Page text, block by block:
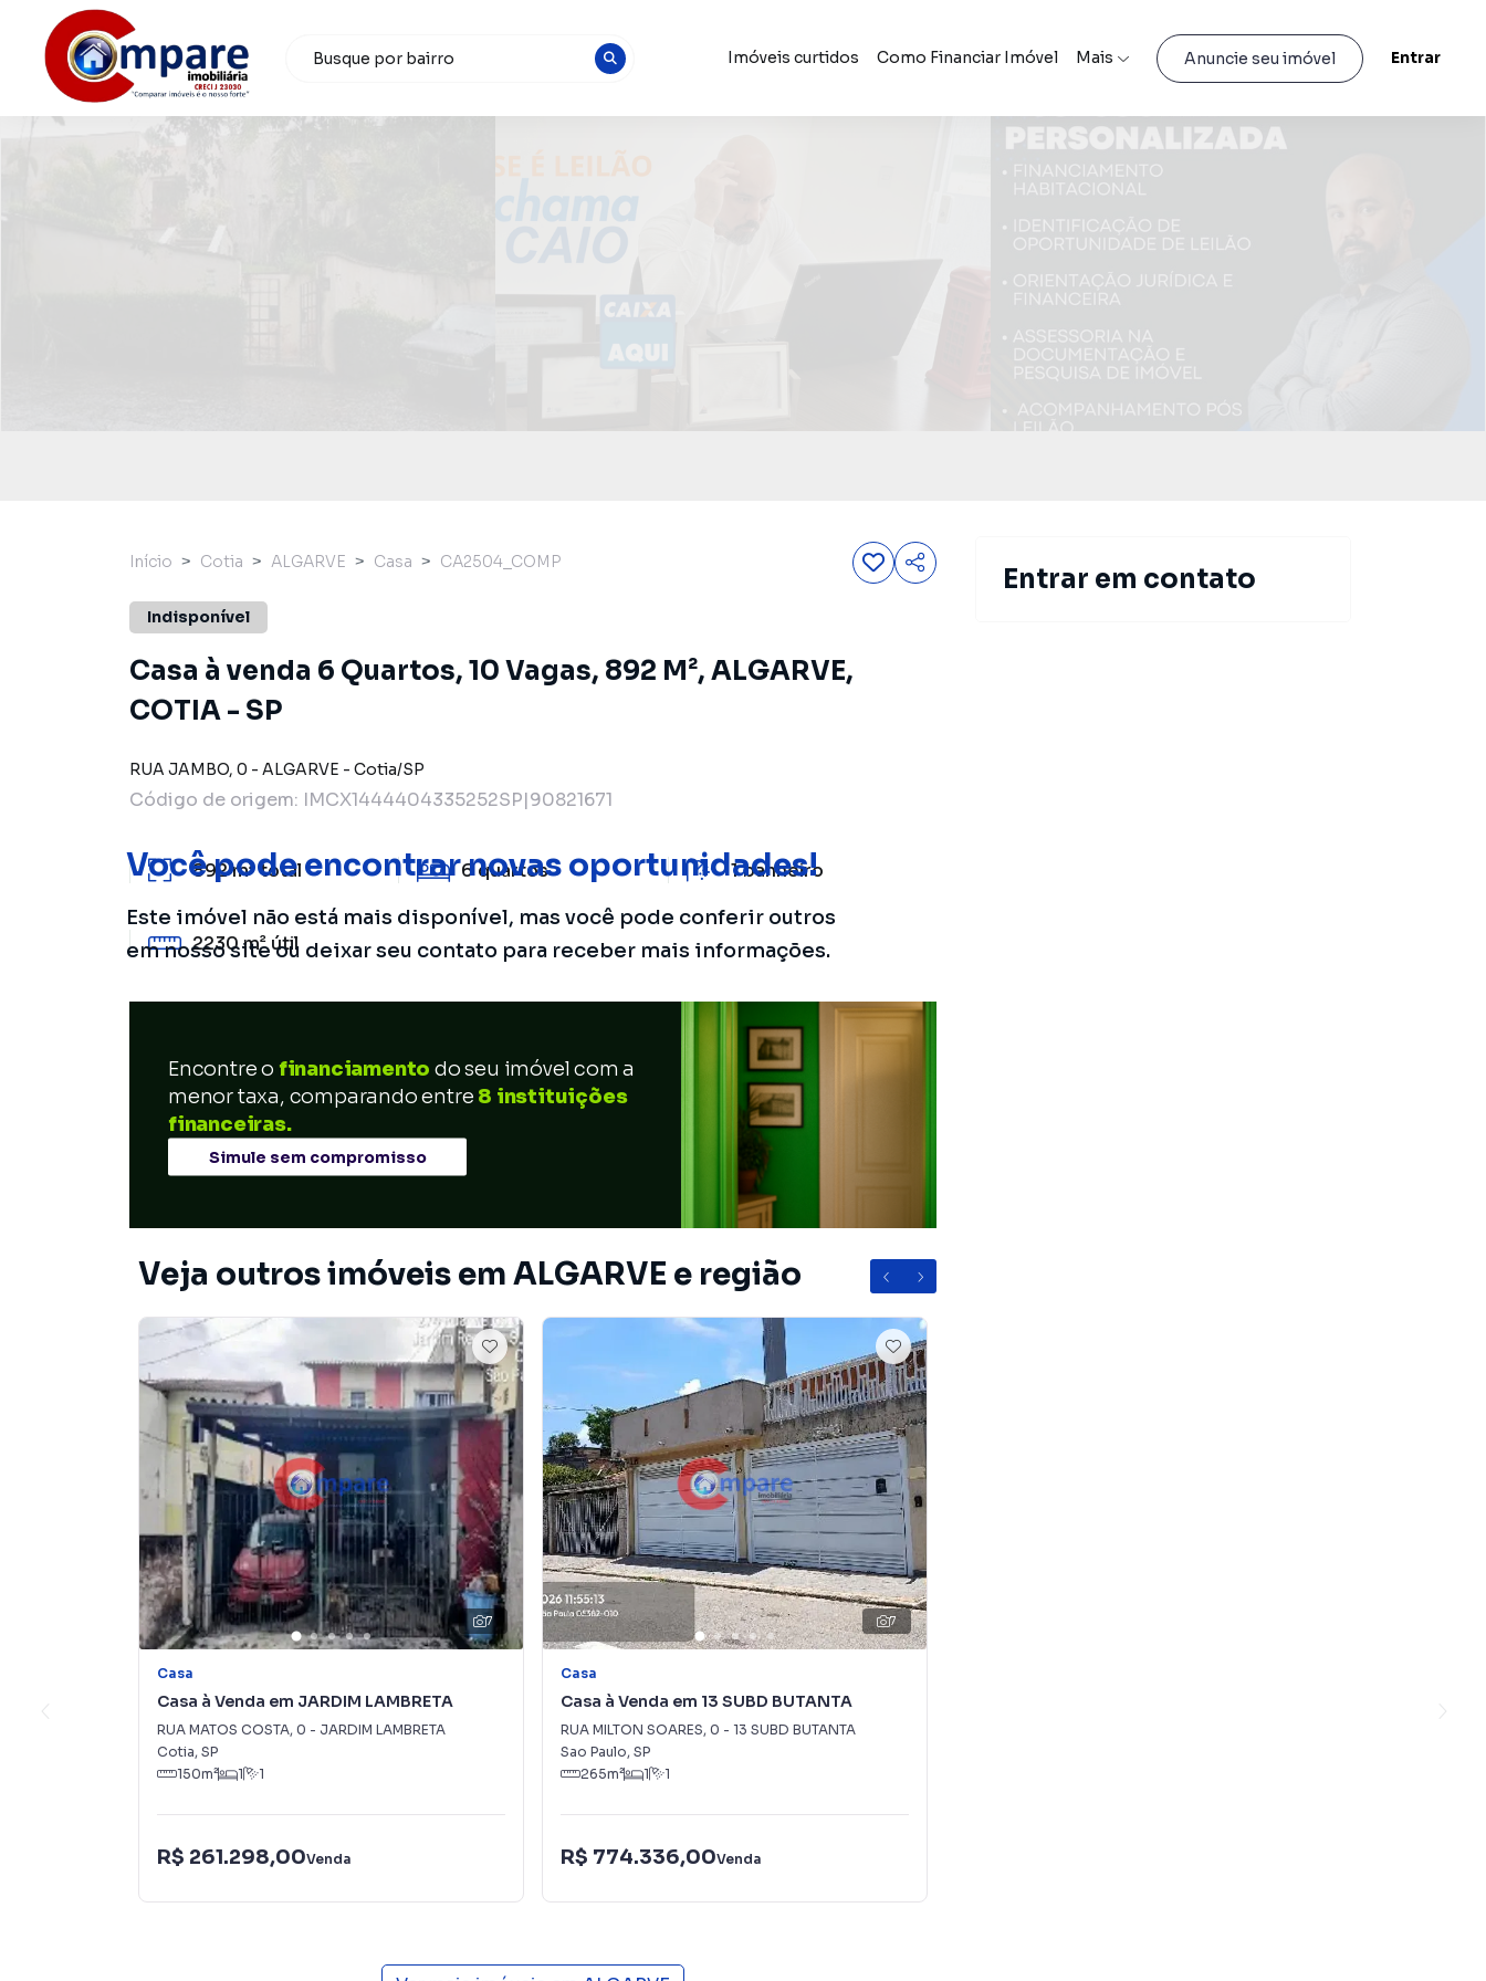
Imóveis curtidos Como Financiar Imóvel Mais Anuncie seu imóvel Entrar
Você pode encontrar novas oportunidades!
Este imóvel não está mais disponível, mas você pode conferir outros
em nosso site ou deixar seu contato para receber mais informações.
Início Cotia ALGARVE Casa CA2504_COMP
Indisponível
Casa à venda 6 Quartos, 10 Vagas, 892 M², ALGARVE,
COTIA - SP
RUA JAMBO, 0 - ALGARVE - Cotia/SP
Código de origem: IMCX1444404335252SP|90821671
892 m²total 6quartos 1banheiro
2230 m² útil
Encontre o financiamento do seu imóvel com a
menor taxa, comparando entre 8 instituições
financeiras.
Simule sem compromisso
Veja outros imóveis em ALGARVE e região
7
Casa
Casa à Venda em JARDIM LAMBRETA
RUA MATOS COSTA, 0 - JARDIM LAMBRETA
Cotia, SP
150m² 1 1
R$ 261.298,00Venda
7
Casa
Casa à Venda em 13 SUBD BUTANTA
RUA MILTON SOARES, 0 - 13 SUBD BUTANTA
Sao Paulo, SP
265m² 1 1
R$ 774.336,00Venda
Entrar em contato